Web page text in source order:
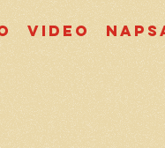
Video